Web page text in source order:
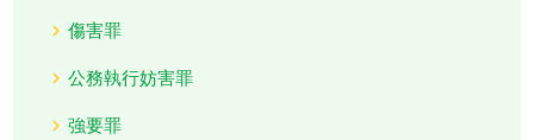
傷害罪
公務執行妨害罪
強要罪